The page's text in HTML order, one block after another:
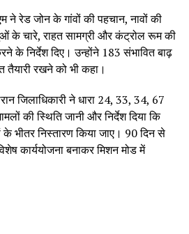
ने रेड जोन के गांवों की पहचान, नावों की
के चारे, राहत सामग्री और कंट्रोल रूम की
के निर्देश दिए। उन्होंने 183 संभावित बाढ़
तैयारी रखने को भी कहा।
जिलाधिकारी ने धारा 24, 33, 34, 67
की स्थिति जानी और निर्देश दिया कि
के भीतर निस्तारण किया जाए। 90 दिन से
कार्ययोजना बनाकर मिशन मोड में